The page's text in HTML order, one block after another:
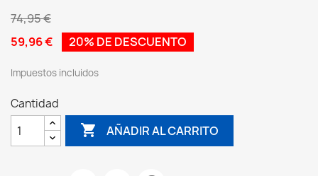
74,95 €
59,96 €
20% DE DESCUENTO
Impuestos incluidos
Cantidad
 AÑADIR AL CARRITO